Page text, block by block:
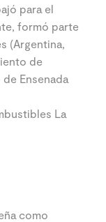
para el
formó parte
(Argentina,
de
Ensenada
La
como